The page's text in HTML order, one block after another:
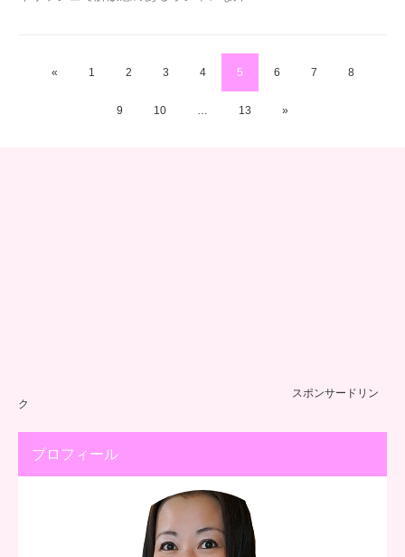
« 1 2 3 4 5 6 7 8
9 10 … 13 »
スポンサードリン
ク
プロフィール